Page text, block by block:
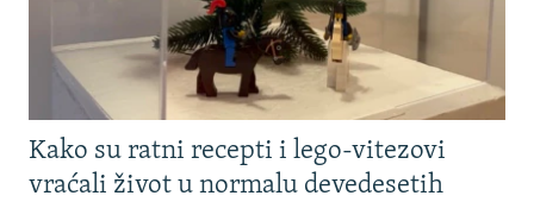
Kako su ratni recepti i lego-vitezovi
vraćali život u normalu devedesetih